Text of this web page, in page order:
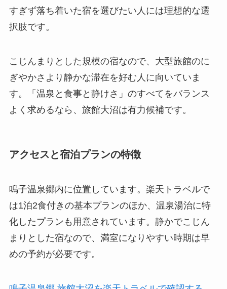
すぎず落ち着いた宿を選びたい人には理想的な選
択肢です。
こじんまりとした規模の宿なので、大型旅館のに
ぎやかさより静かな滞在を好む人に向いていま
す。「温泉と食事と静けさ」のすべてをバランス
よく求めるなら、旅館大沼は有力候補です。
アクセスと宿泊プランの特徴
鳴子温泉郷内に位置しています。楽天トラベルで
は1泊2食付きの基本プランのほか、温泉湯治に特
化したプランも用意されています。静かでこじん
まりとした宿なので、満室になりやすい時期は早
めの予約が必要です。